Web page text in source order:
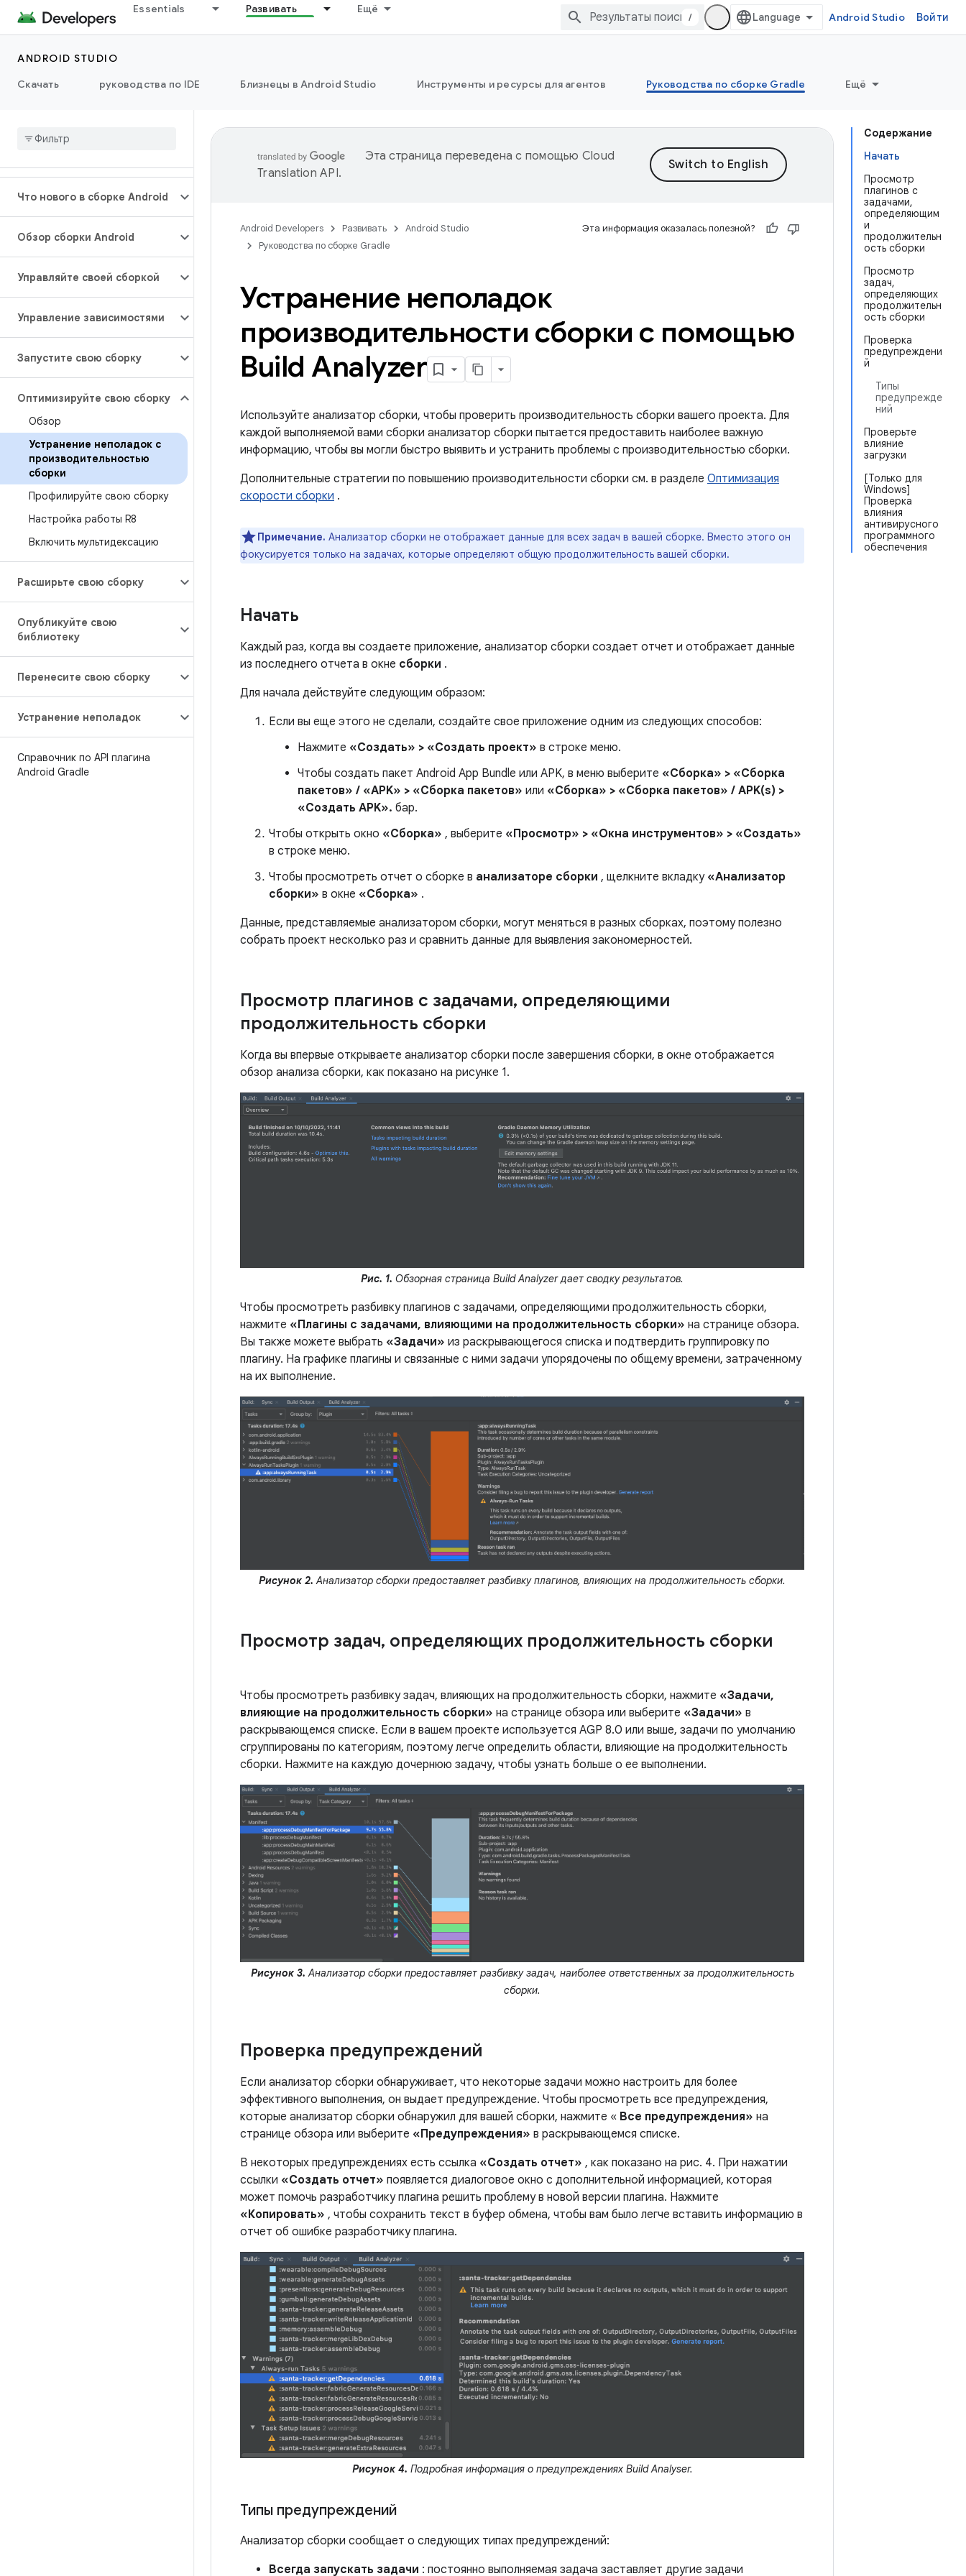
Essentials Развивать Ещё
/ Android Studio Войти
ANDROID STUDIO
Скачать
руководства по IDE Близнецы в Android Studio Инструменты и ресурсы для агентов Руководства по сборке Gradle Ещё
Что нового в сборке Android
Обзор сборки Android
Управляйте своей сборкой
Управление зависимостями
Запустите свою сборку
Оптимизируйте свою сборку
Обзор
Устранение неполадок с
производительностью
сборки
Профилируйте свою сборку
Настройка работы R8
Включить мультидексацию
Расширьте свою сборку
Опубликуйте свою
библиотеку
Перенесите свою сборку
Устранение неполадок
Справочник по API плагина
Android Gradle
Содержание
Начать
Просмотр
плагинов с
задачами,
определяющим
и
продолжительн
ость сборки
Просмотр
задач,
определяющих
продолжительн
ость сборки
Проверка
предупреждени
й
Типы
предупрежде
ний
Проверьте
влияние
загрузки
[Только для
Windows]
Проверка
влияния
антивирусного
программного
обеспечения
Эта страница переведена с помощью Cloud
Translation API.
Android Developers Развивать
Android Studio
Руководства по сборке Gradle
Эта информация оказалась полезной?
Устранение неполадок
производительности сборки с помощью
Build Analyzer
Используйте анализатор сборки, чтобы проверить производительность сборки вашего проекта. Для
каждой выполняемой вами сборки анализатор сборки пытается предоставить наиболее важную
информацию, чтобы вы могли быстро выявить и устранить проблемы с производительностью сборки.
Дополнительные стратегии по повышению производительности сборки см. в разделе Оптимизация
скорости сборки .
Примечание. Анализатор сборки не отображает данные для всех задач в вашей сборке. Вместо этого он
фокусируется только на задачах, которые определяют общую продолжительность вашей сборки.
Начать
Каждый раз, когда вы создаете приложение, анализатор сборки создает отчет и отображает данные
из последнего отчета в окне сборки .
Для начала действуйте следующим образом:
Если вы еще этого не сделали, создайте свое приложение одним из следующих способов:
Нажмите «Создать» > «Создать проект» в строке меню.
Чтобы создать пакет Android App Bundle или APK, в меню выберите «Сборка» > «Сборка
пакетов» / «APK» > «Сборка пакетов» или «Сборка» > «Сборка пакетов» / APK(s) >
«Создать APK». бар.
Чтобы открыть окно «Сборка» , выберите «Просмотр» > «Окна инструментов» > «Создать»
в строке меню.
Чтобы просмотреть отчет о сборке в анализаторе сборки , щелкните вкладку «Анализатор
сборки» в окне «Сборка» .
Данные, представляемые анализатором сборки, могут меняться в разных сборках, поэтому полезно
собрать проект несколько раз и сравнить данные для выявления закономерностей.
Просмотр плагинов с задачами, определяющими
продолжительность сборки
Когда вы впервые открываете анализатор сборки после завершения сборки, в окне отображается
обзор анализа сборки, как показано на рисунке 1.
Рис. 1. Обзорная страница Build Analyzer дает сводку результатов.
Чтобы просмотреть разбивку плагинов с задачами, определяющими продолжительность сборки,
нажмите «Плагины с задачами, влияющими на продолжительность сборки» на странице обзора.
Вы также можете выбрать «Задачи» из раскрывающегося списка и подтвердить группировку по
плагину. На графике плагины и связанные с ними задачи упорядочены по общему времени, затраченному
на их выполнение.
Рисунок 2. Анализатор сборки предоставляет разбивку плагинов, влияющих на продолжительность сборки.
Просмотр задач, определяющих продолжительность сборки
Чтобы просмотреть разбивку задач, влияющих на продолжительность сборки, нажмите «Задачи,
влияющие на продолжительность сборки» на странице обзора или выберите «Задачи» в
раскрывающемся списке. Если в вашем проекте используется AGP 8.0 или выше, задачи по умолчанию
сгруппированы по категориям, поэтому легче определить области, влияющие на продолжительность
сборки. Нажмите на каждую дочернюю задачу, чтобы узнать больше о ее выполнении.
Рисунок 3. Анализатор сборки предоставляет разбивку задач, наиболее ответственных за продолжительность
сборки.
Проверка предупреждений
Если анализатор сборки обнаруживает, что некоторые задачи можно настроить для более
эффективного выполнения, он выдает предупреждение. Чтобы просмотреть все предупреждения,
которые анализатор сборки обнаружил для вашей сборки, нажмите « Все предупреждения» на
странице обзора или выберите «Предупреждения» в раскрывающемся списке.
В некоторых предупреждениях есть ссылка «Создать отчет» , как показано на рис. 4. При нажатии
ссылки «Создать отчет» появляется диалоговое окно с дополнительной информацией, которая
может помочь разработчику плагина решить проблему в новой версии плагина. Нажмите
«Копировать» , чтобы сохранить текст в буфер обмена, чтобы вам было легче вставить информацию в
отчет об ошибке разработчику плагина.
Рисунок 4. Подробная информация о предупреждениях Build Analyser.
Типы предупреждений
Анализатор сборки сообщает о следующих типах предупреждений:
Всегда запускать задачи : постоянно выполняемая задача заставляет другие задачи